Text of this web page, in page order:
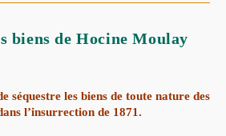
biens de Hocine Moulay
séquestre les biens de toute nature des
l’insurrection de 1871.